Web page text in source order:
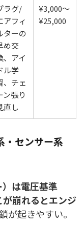
ラグ/
アフィ
ターの
め交
、アイ
ル学
、チェ
ン張り
直し
¥3,000〜
¥25,000
・センサー系
は電圧基準
崩れるとエンジ
が起きやすい。